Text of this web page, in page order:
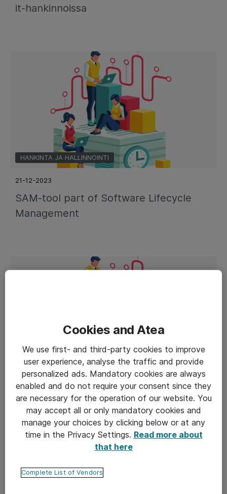
it-hankinnoissa
HANKINTA JA HALLINNOINTI
21-12-2023
SAM-tool part of Software Lifecycle
Management
HANKINTA JA HALLINNOINTI
21-12-2023
Miksi mitata ohjelmistosovellusten
käyttöä?
Cookies and Atea
We use first- and third-party cookies to improve
user experience, analyse the traffic and provide
personalized ads. Mandatory cookies are always
enabled and do not require your consent since they
are necessary for the operation of our website. You
may accept all or only mandatory cookies and
manage your choices by clicking below or at any
time in the Privacy Settings. Read more about
that here
Complete List of Vendors